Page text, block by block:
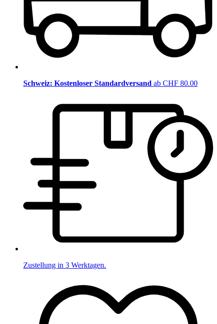
Schweiz: Kostenloser Standardversand ab CHF 80.00
Zustellung in 3 Werktagen.